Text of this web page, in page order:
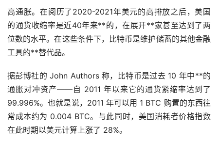
高通胀。在阅历了2020-2021年美元的高排放之后，美国
的通货收缩率是近40年来**的，在展开**家甚至达到了两
位数的水平。在这些条件下，比特币是维护储蓄的其他金融
工具的**替代品。
据彭博社的 John Authors 称，比特币是过去 10 年中**的
通胀对冲资产——自 2011 年以来它的通货紧缩率达到了
99.996%。也就是说，2011 年可以用 1 BTC 购置的东西往
常成本约为 0.004 BTC。与此同时，美国消耗者价格指数
在此时期以美元计算上涨了 28%。